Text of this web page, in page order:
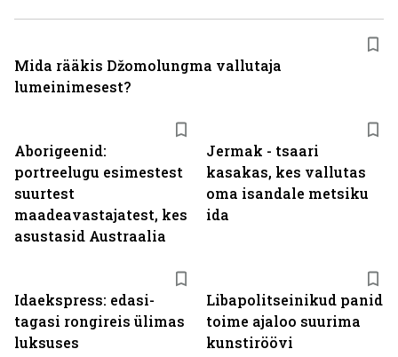
Aborigeenid:
portreelugu esimestest
suurtest
maadeavastajatest, kes
asustasid Austraalia
Jermak - tsaari
kasakas, kes vallutas
oma isandale metsiku
ida
Idaekspress: edasi-
tagasi rongireis ülimas
luksuses
Libapolitseinikud panid
toime ajaloo suurima
kunstiröövi
Mida rääkis Džomolungma vallutaja
lumeinimesest?